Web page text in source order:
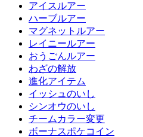
アイスルアー
ハーブルアー
マグネットルアー
レイニールアー
おうごんルアー
わざの解放
進化アイテム
イッシュのいし
シンオウのいし
チームカラー変更
ボーナスポケコイン